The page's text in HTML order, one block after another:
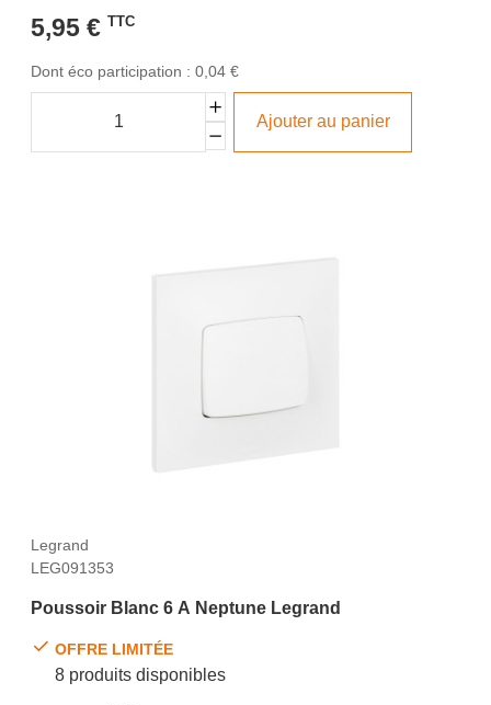
5,95 € TTC
Dont éco participation : 0,04 €
Ajouter au panier
Legrand
LEG091353
Poussoir Blanc 6 A Neptune Legrand
OFFRE LIMITÉE
8 produits disponibles